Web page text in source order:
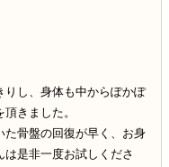
りし、身体も中からぽかぽ
きました。
た骨盤の回復が早く、お身
是非一度お試しくださ